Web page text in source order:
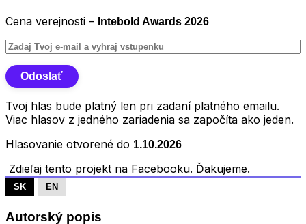
Cena verejnosti – Intebold Awards 2026
Tvoj hlas bude platný len pri zadaní platného emailu.
Viac hlasov z jedného zariadenia sa započíta ako jeden.
Hlasovanie otvorené do 1.10.2026
Zdieľaj tento projekt na Facebooku. Ďakujeme.
SK EN
Autorský popis